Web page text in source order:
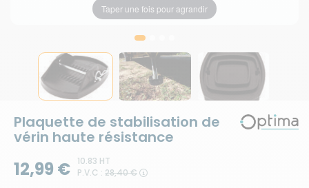
Taper une fois pour agrandir
Taper une fois pour agrandir
Taper une fois pour agrandir
Taper une fois pour agrandir
Plaquette de stabilisation de
vérin haute résistance
12,99 €
10.83 HT
P.V.C : 28,40 €